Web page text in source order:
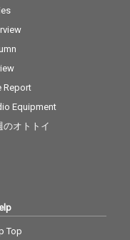
Report
Equipment
のオトトイ
Top